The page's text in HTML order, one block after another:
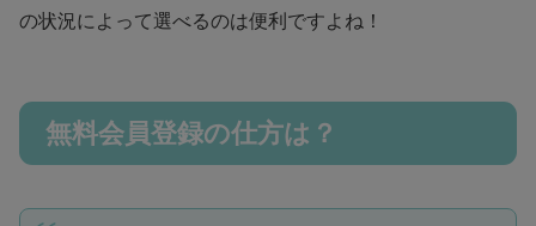
の状況によって選べるのは便利ですよね！
無料会員登録の仕方は？